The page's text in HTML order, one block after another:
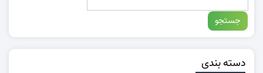
دسته بندی